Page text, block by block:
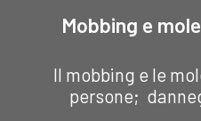
Mobbing e
Il mobbing e le
persone;